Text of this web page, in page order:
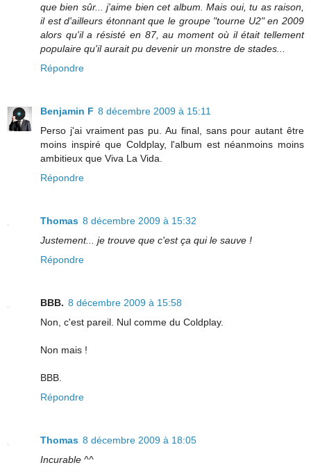
que bien sûr... j'aime bien cet album. Mais oui, tu as raison,
il est d'ailleurs étonnant que le groupe "tourne U2" en 2009
alors qu'il a résisté en 87, au moment où il était tellement
populaire qu'il aurait pu devenir un monstre de stades...
Répondre
Benjamin F 8 décembre 2009 à 15:11
Perso j'ai vraiment pas pu. Au final, sans pour autant être
moins inspiré que Coldplay, l'album est néanmoins moins
ambitieux que Viva La Vida.
Répondre
Thomas 8 décembre 2009 à 15:32
Justement... je trouve que c'est ça qui le sauve !
Répondre
BBB. 8 décembre 2009 à 15:58
Non, c'est pareil. Nul comme du Coldplay.
Non mais !
BBB.
Répondre
Thomas 8 décembre 2009 à 18:05
Incurable ^^